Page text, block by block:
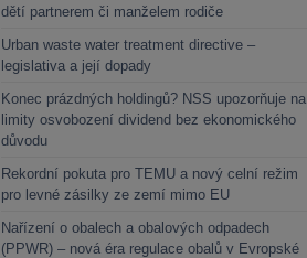
dětí partnerem či manželem rodiče
Urban waste water treatment directive –
legislativa a její dopady
Konec prázdných holdingů? NSS upozorňuje na
limity osvobození dividend bez ekonomického
důvodu
Rekordní pokuta pro TEMU a nový celní režim
pro levné zásilky ze zemí mimo EU
Nařízení o obalech a obalových odpadech
(PPWR) – nová éra regulace obalů v Evropské